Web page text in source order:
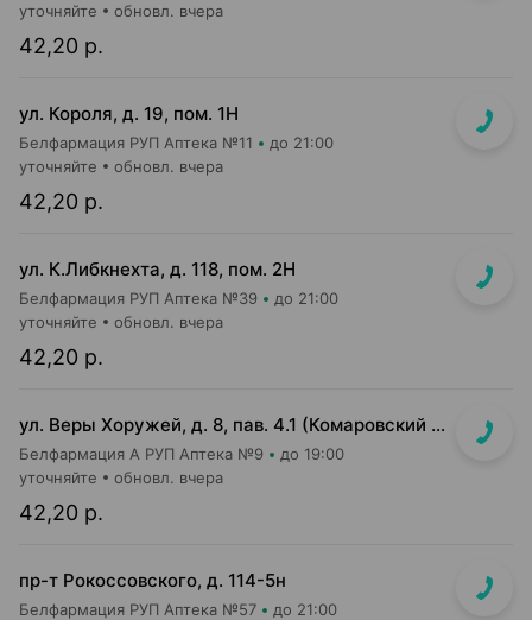
42,20 р.
уточняйте обновл. вчера
ул. Короля, д. 19, пом. 1Н
Белфармация РУП Аптека №11 до 21:00
42,20 р.
уточняйте обновл. вчера
ул. К.Либкнехта, д. 118, пом. 2Н
Белфармация РУП Аптека №39 до 21:00
42,20 р.
уточняйте обновл. вчера
ул. Веры Хоружей, д. 8, пав. 4.1 (Комаровский р-к, 1-й этаж)
Белфармация А РУП Аптека №9 до 19:00
42,20 р.
уточняйте обновл. вчера
пр-т Рокоссовского, д. 114-5н
Белфармация РУП Аптека №57 до 21:00